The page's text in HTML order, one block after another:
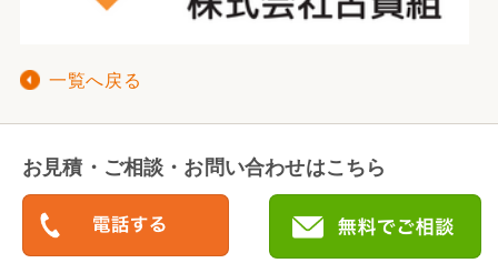
一覧へ戻る
お見積・ご相談・お問い合わせはこちら